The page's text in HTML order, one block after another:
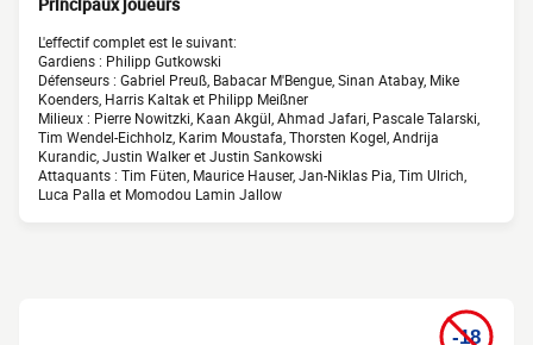
L'effectif complet est le suivant:
Gardiens : Philipp Gutkowski
Défenseurs : Gabriel Preuß, Babacar M'Bengue, Sinan Atabay, Mike
Koenders, Harris Kaltak et Philipp Meißner
Milieux : Pierre Nowitzki, Kaan Akgül, Ahmad Jafari, Pascale Talarski,
Tim Wendel-Eichholz, Karim Moustafa, Thorsten Kogel, Andrija
Kurandic, Justin Walker et Justin Sankowski
Attaquants : Tim Füten, Maurice Hauser, Jan-Niklas Pia, Tim Ulrich,
Luca Palla et Momodou Lamin Jallow